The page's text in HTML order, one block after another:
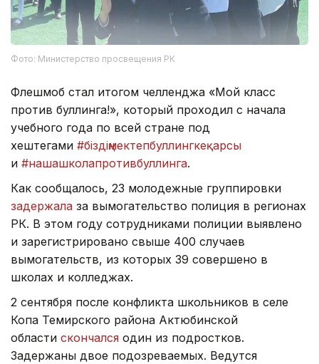
Фото: Министерство просвещения РК
Флешмоб стал итогом челленджа «Мой класс
против буллинга!», который проходил с начала
учебного года по всей стране под
хештегами #біздіңмектепбуллингкеқарсы
и #нашашколапротивбуллинга.
Как сообщалось, 23 молодежные группировки
задержала за вымогательство полиция в регионах
РК. В этом году сотрудниками полиции выявлено
и зарегистрировано свыше 400 случаев
вымогательств, из которых 39 совершено в
школах и колледжах.
2 сентября после конфликта школьников в селе
Копа Темирского района Актюбинской
области скончался один из подростков.
Задержаны двое подозреваемых. Ведутся